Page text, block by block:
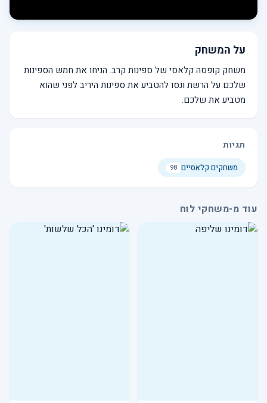
על המשחק
משחק קופסה קלאסי של ספינות קרב. הניחו את חמש הספינות
שלכם על הרשת ונסו להטביע את ספינות היריב לפני שהוא
מטביע את שלכם.
תגיות
משחקים קלאסיים 98
עוד מ-משחקי לוח